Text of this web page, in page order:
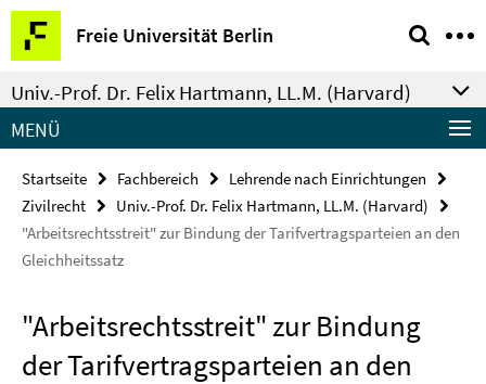
Springe
direkt
zu
Inhalt
Freie Universität Berlin
Service-
Navigation
Univ.-Prof. Dr. Felix Hartmann, LL.M. (Harvard)
MENÜ
Startseite Fachbereich
Lehrende nach Einrichtungen
Zivilrecht
Univ.-Prof. Dr. Felix Hartmann, LL.M. (Harvard)
"Arbeitsrechtsstreit" zur Bindung der Tarifvertragsparteien an den
Gleichheitssatz
"Arbeitsrechtsstreit" zur Bindung
der Tarifvertragsparteien an den